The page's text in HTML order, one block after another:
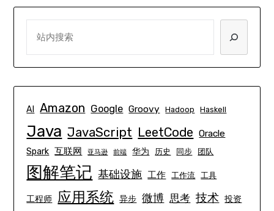
AI Amazon Google Groovy Hadoop Haskell
Java JavaScript LeetCode Oracle
Spark 互联网 亚马逊 前端 华为 历史 同步 团队
图解笔记 基础设施 工作 工作流 工具
工程师 应用系统 异步 微博 思考 技术 投资